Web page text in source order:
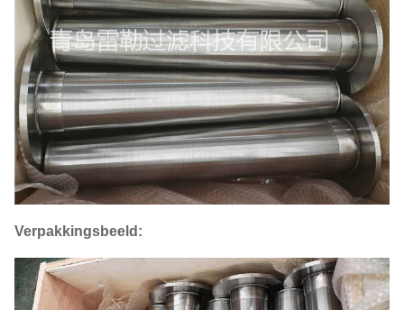
Verpakkingsbeeld: